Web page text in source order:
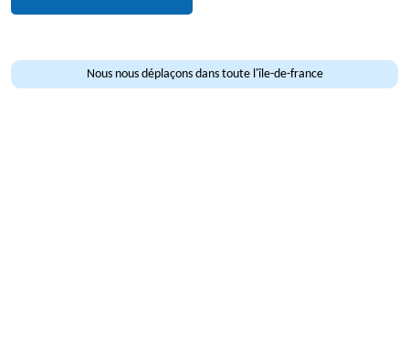
Nous nous déplaçons dans toute l'île-de-france